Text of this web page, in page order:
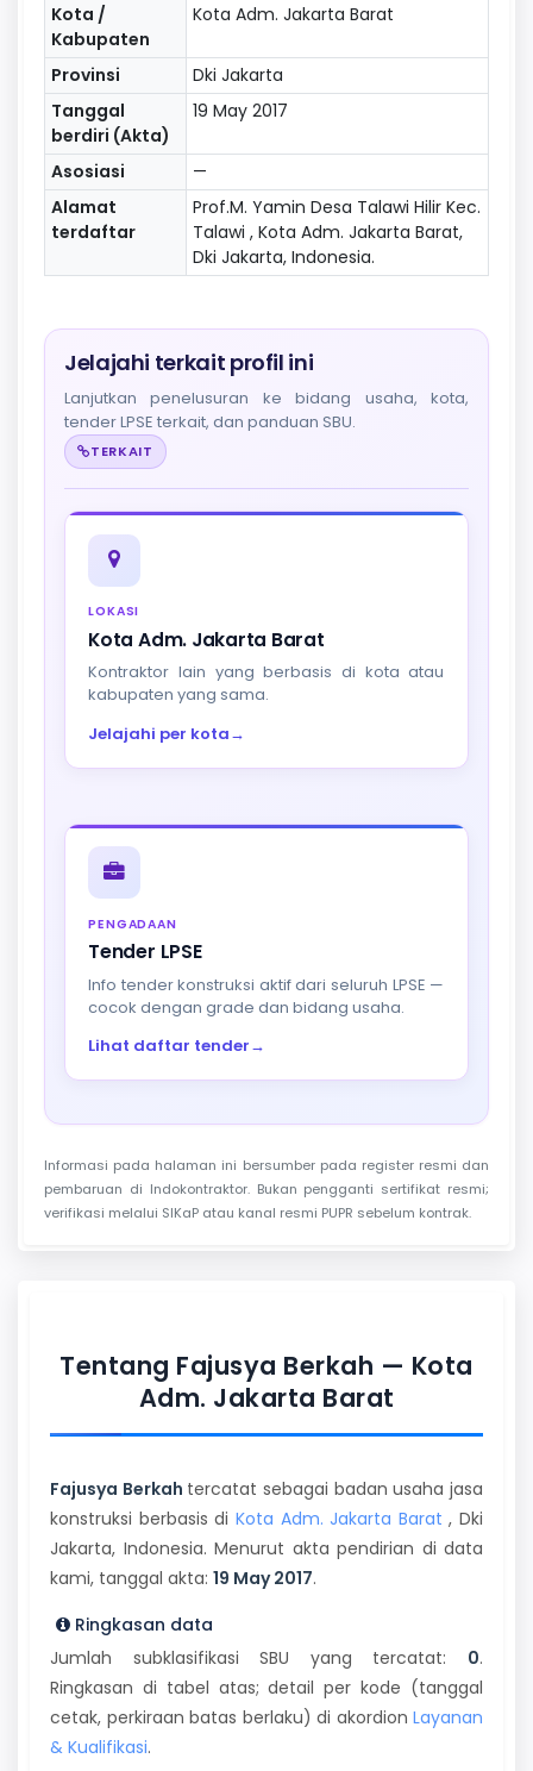
Kota /
Kabupaten
Kota Adm. Jakarta Barat
Provinsi
Dki Jakarta
Tanggal
berdiri (Akta)
19 May 2017
Asosiasi
—
Alamat
terdaftar
Prof.M. Yamin Desa Talawi Hilir Kec.
Talawi , Kota Adm. Jakarta Barat,
Dki Jakarta, Indonesia.
Jelajahi terkait profil ini
Lanjutkan penelusuran ke bidang usaha, kota,
tender LPSE terkait, dan panduan SBU.
TERKAIT
LOKASI
Kota Adm. Jakarta Barat
Kontraktor lain yang berbasis di kota atau
kabupaten yang sama.
Jelajahi per kota→
PENGADAAN
Tender LPSE
Info tender konstruksi aktif dari seluruh LPSE —
cocok dengan grade dan bidang usaha.
Lihat daftar tender→
Informasi pada halaman ini bersumber pada register resmi dan
pembaruan di Indokontraktor. Bukan pengganti sertifikat resmi;
verifikasi melalui SIKaP atau kanal resmi PUPR sebelum kontrak.
Tentang Fajusya Berkah — Kota
Adm. Jakarta Barat
Fajusya Berkah tercatat sebagai badan usaha jasa
konstruksi berbasis di Kota Adm. Jakarta Barat , Dki
Jakarta, Indonesia. Menurut akta pendirian di data
kami, tanggal akta: 19 May 2017.
Ringkasan data
Jumlah subklasifikasi SBU yang tercatat: 0.
Ringkasan di tabel atas; detail per kode (tanggal
cetak, perkiraan batas berlaku) di akordion Layanan
& Kualifikasi.